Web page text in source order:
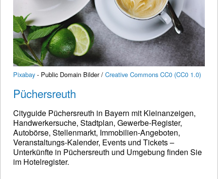
Pixabay - Public Domain Bilder / Creative Commons CC0 (CC0 1.0)
Püchersreuth
Cityguide Püchersreuth in Bayern mit Kleinanzeigen,
Handwerkersuche, Stadtplan, Gewerbe-Register,
Autobörse, Stellenmarkt, Immobilien-Angeboten,
Veranstaltungs-Kalender, Events und Tickets –
Unterkünfte in Püchersreuth und Umgebung finden Sie
im Hotelregister.